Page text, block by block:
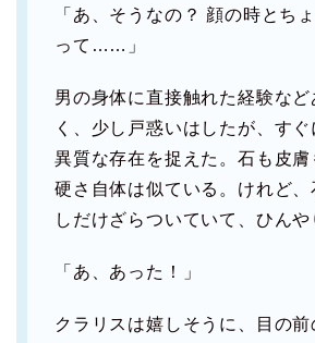
「あ、そうなの？ 顔の時とち
って……」
男の身体に直接触れた経験など
く、少し戸惑いはしたが、す
異質な存在を捉えた。石も皮膚
硬さ自体は似ている。けれど
しだけざらついていて、ひんや
「あ、あった！」
クラリスは嬉しそうに、目の前